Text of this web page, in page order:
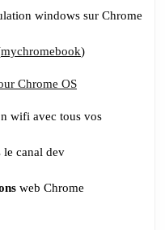
windows sur Chrome
mychromebook)
Chrome OS
wifi avec tous vos
le canal dev
web Chrome